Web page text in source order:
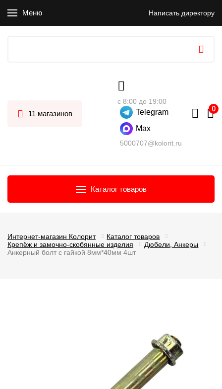
Меню Написать директору
11 магазинов
с 8:00 до 19:00
Telegram
Max
5000707@kolorit.ru
Каталог товаров
Интернет-магазин Колорит
Каталог товаров
Крепёж и замочно-скобянные изделия
Дюбели, Анкеры
Анкерный болт с гайкой 8мм*40мм 4шт